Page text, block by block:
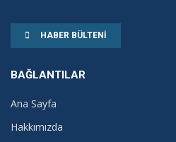
HABER BÜLTENI
BAĞLANTILAR
Ana Sayfa
Hakkımızda